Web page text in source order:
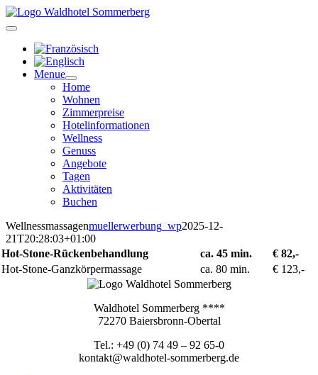
Zum
Inhalt
Menue
Home
Wohnen
Zimmerpreise
Hotelinformationen
Wellness
Genuss
Angebote
Tagen
Aktivitäten
Buchen
Wellnessmassagenmuellerwerbung_wp2025-12-
21T20:28:03+01:00
Hot-Stone-Rückenbehandlung
ca. 45 min.
€ 82,-
Hot-Stone-Ganzkörpermassage
ca. 80 min. € 123,-
Waldhotel Sommerberg ****
72270 Baiersbronn-Obertal
Tel.: +49 (0) 74 49 – 92 65-0
kontakt@waldhotel-sommerberg.de